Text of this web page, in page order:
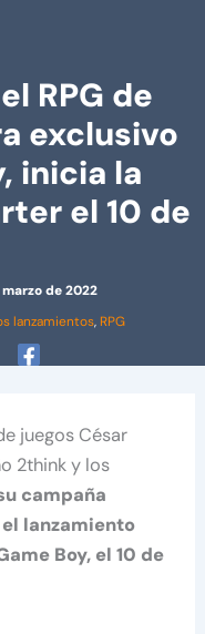
RPG de
exclusivo
inicia la
el 10 de
de 2022
lanzamientos, RPG
juegos César
2think y los
campaña
lanzamiento
Boy, el 10 de